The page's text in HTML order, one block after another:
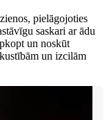
pielāgojoties
saskari ar ādu
un noskūt
un izcilām